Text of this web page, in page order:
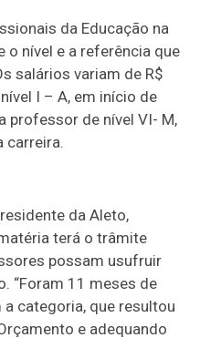
da Educação na
o nível e a referência que
salários variam de R$
I – A, em início de
professor de nível VI- M,
carreira.
da Aleto,
terá o trâmite
possam usufruir
“Foram 11 meses de
categoria, que resultou
e adequando